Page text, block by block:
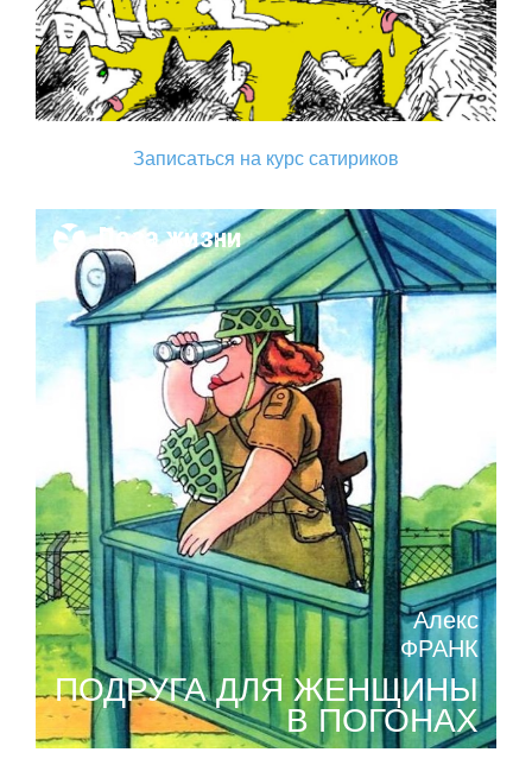
Записаться на курс сатириков
Поза жизни
Алекс
ФРАНК
ПОДРУГА ДЛЯ ЖЕНЩИНЫ
В ПОГОНАХ